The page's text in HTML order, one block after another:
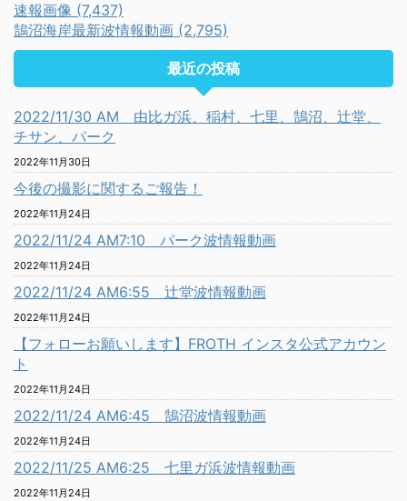
速報画像 (7,437)
鵠沼海岸最新波情報動画 (2,795)
最近の投稿
2022/11/30 AM 由比ガ浜、稲村、七里、鵠沼、辻堂、
チサン、パーク
2022年11月30日
今後の撮影に関するご報告！
2022年11月24日
2022/11/24 AM7:10 パーク波情報動画
2022年11月24日
2022/11/24 AM6:55 辻堂波情報動画
2022年11月24日
【フォローお願いします】FROTH インスタ公式アカウン
ト
2022年11月24日
2022/11/24 AM6:45 鵠沼波情報動画
2022年11月24日
2022/11/25 AM6:25 七里ガ浜波情報動画
2022年11月24日